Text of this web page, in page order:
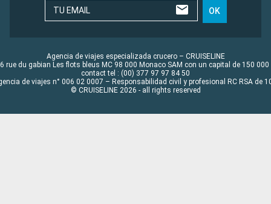
TU EMAIL OK
Agencia de viajes especializada crucero – CRUISELINE
rue du gabian Les flots bleus MC 98 000 Monaco SAM con un capital de 150 000
contact tel : (00) 377 97 97 84 50
de viajes n° 006 02 0007 – Responsabilidad civil y profesional RC RSA de
© CRUISELINE 2026 - all rights reserved